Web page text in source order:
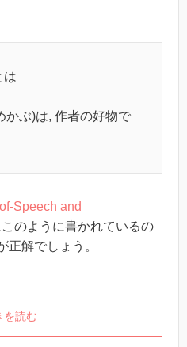
は
かぶ)は, 作者の好物で
Speech and
このように書かれているの
正解でしょう。
を読む